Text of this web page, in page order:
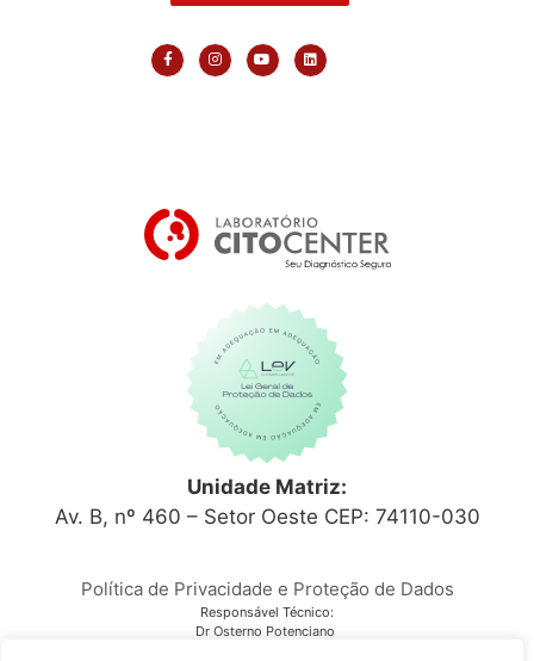
Unidade Matriz:
Av. B, nº 460 – Setor Oeste CEP: 74110-030
Política de Privacidade e Proteção de Dados
Responsável Técnico:
Dr Osterno Potenciano